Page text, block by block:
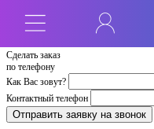
Сделать заказ
по телефону
Как Вас зовут?
Контактный телефон